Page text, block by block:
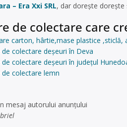
– Era Xxi SRL, dar dorește dorește
de colectare care
carton, hârtie,mase plastice ,sticlă,
de colectare deșeuri în Deva
de colectare deșeuri în județul
de colectare lemn
mesaj autorului anunţului